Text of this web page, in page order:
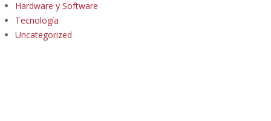
Hardware y Software
Tecnología
Uncategorized